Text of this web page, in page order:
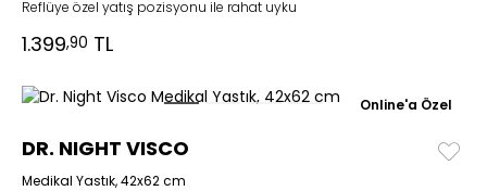
Reflüye özel yatış pozisyonu ile rahat uyku
1.399,90 TL
Online'a Özel
DR. NIGHT VISCO
Medikal Yastık, 42x62 cm